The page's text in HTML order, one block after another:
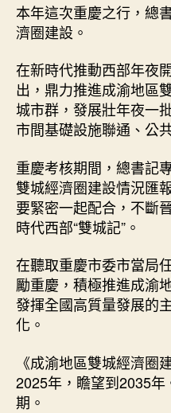
本年這次重慶之行，總
濟圈建設。
在新時代推動西部年夜
出，鼎力推進成渝地區
城市群，發展壯年夜一
市間基礎設施聯通、公
重慶考核期間，總書記
雙城經濟圈建設情況匯
要緊密一起配合，不斷
時代西部“雙城記”。
在聽取重慶市委市當局
勵重慶，積極推進成渝
發揮全國高質量發展的
化。
《成渝地區雙城經濟圈
2025年，瞻望到2035年
期。